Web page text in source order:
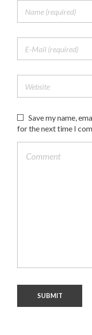
Save my name,
for the next time I